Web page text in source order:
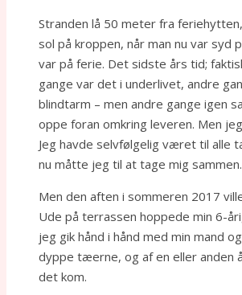
Stranden lå 50 meter fra
sol på kroppen, når man nu var
var på ferie. Det sidste års tid;
gange var det i underlivet, andre
blindtarm – men andre gange igen
oppe foran omkring leveren. Men
Jeg havde selvfølgelig været til alle
nu måtte jeg til at tage mig sammen.
Men den aften i sommeren 2017
Ude på terrassen hoppede min 6-
jeg gik hånd i hånd med min mand
dyppe tæerne, og af en eller anden
det kom.